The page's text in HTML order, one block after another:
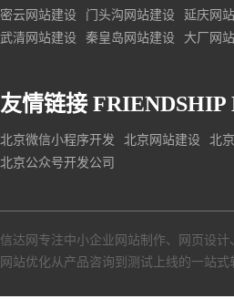
密云网站建设
门头沟网站建设 延庆网
武清网站建设
秦皇岛网站建设 大厂网
友情链接
北京微信小程序开发 北京网站建设 北
北京公众号开发公司
信达网专注中小企业网站制作、 网页设计
网站优化从产品咨询到测试上线的一站式